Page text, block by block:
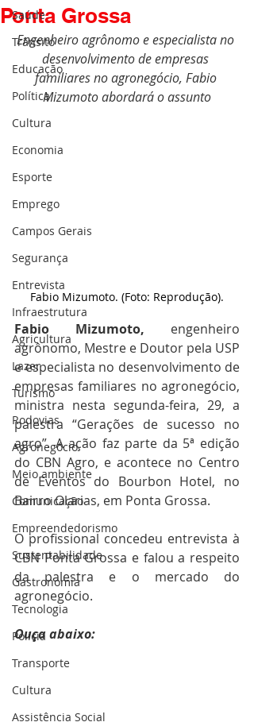
Saúde
Trânsito
Educação
Política
Cultura
Economia
Esporte
Emprego
Campos Gerais
Segurança
Entrevista
Infraestrutura
Agricultura
Lazer
Turismo
Rodovias
Agronegócio
Meio ambiente
Comunicação
Empreendedorismo
Sustentabilidade
Gastronomia
Tecnologia
Polícia
Transporte
Cultura
Assistência Social
Ponta Grossa
Engenheiro agrônomo e especialista no
desenvolvimento de empresas
familiares no agronegócio, Fabio
Mizumoto abordará o assunto
Fabio Mizumoto. (Foto: Reprodução).
Fabio Mizumoto, engenheiro
agrônomo, Mestre e Doutor pela USP
e especialista no desenvolvimento de
empresas familiares no agronegócio,
ministra nesta segunda-feira, 29, a
palestra “Gerações de sucesso no
agro”. A ação faz parte da 5ª edição
do CBN Agro, e acontece no Centro
de Eventos do Bourbon Hotel, no
Bairro Olarias, em Ponta Grossa.
O profissional concedeu entrevista à
CBN Ponta Grossa e falou a respeito
da palestra e o mercado do
agronegócio.
Ouça abaixo: